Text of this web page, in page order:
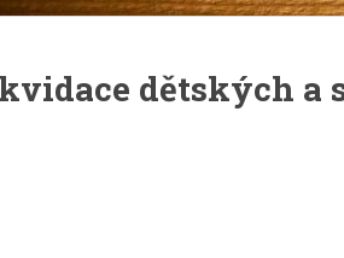
dětských a